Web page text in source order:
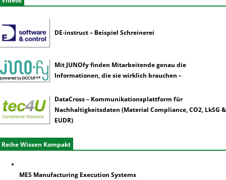
DE-instruct – Beispiel Schreinerei
Mit JUNOfy finden Mitarbeitende genau die
Informationen, die sie wirklich brauchen –
DataCross – Kommunikationsplattform für
Nachhaltigkeitsdaten (Material Compliance, CO2, LkSG &
EUDR)
Reihe Wissen Kompakt
MES Manufacturing Execution Systems